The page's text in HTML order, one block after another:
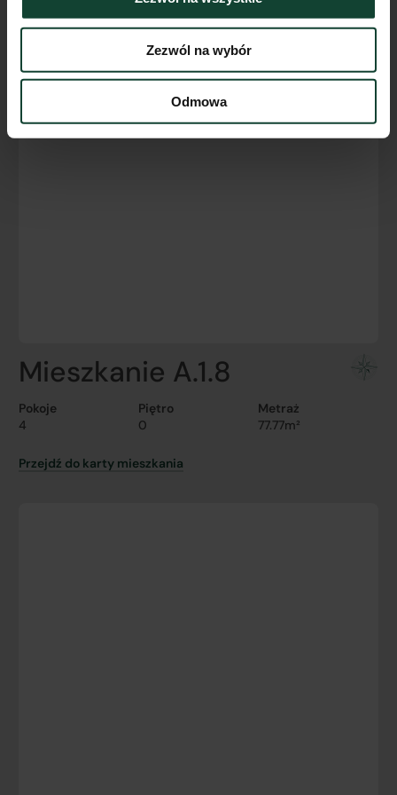
Zezwól na wybór
Odmowa
Mieszkanie A.1.8
Pokoje
4
Piętro
0
Metraż
77.77m²
Przejdź do karty mieszkania